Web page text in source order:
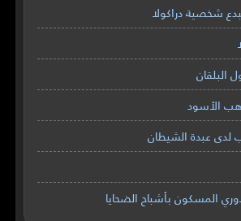
شخصية دراكولا
البلقان
الأسود
عبدة الشيطان
المسكون بأشباح الضحايا